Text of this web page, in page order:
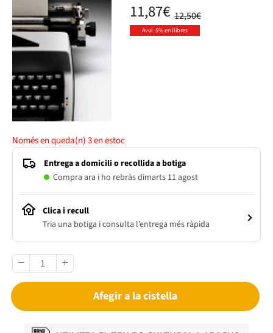
12,50€
11,87€
Avui -5% en llibres
Només en queda(n)3en estoc
Entrega a domicili o recollida a botiga
Compra ara i ho rebràs dimarts 11 agost
Clica i recull
Tria una botiga i consulta l’entrega més ràpida
Afegir a la cistella